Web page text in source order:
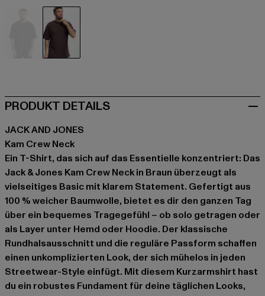
PRODUKT DETAILS
JACK AND JONES
Kam Crew Neck
Ein T-Shirt, das sich auf das Essentielle konzentriert: Das
Jack & Jones Kam Crew Neck in Braun überzeugt als
vielseitiges Basic mit klarem Statement. Gefertigt aus
100 % weicher Baumwolle, bietet es dir den ganzen Tag
über ein bequemes Tragegefühl – ob solo getragen oder
als Layer unter Hemd oder Hoodie. Der klassische
Rundhalsausschnitt und die reguläre Passform schaffen
einen unkomplizierten Look, der sich mühelos in jeden
Streetwear-Style einfügt. Mit diesem Kurzarmshirt hast
du ein robustes Fundament für deine täglichen Looks,